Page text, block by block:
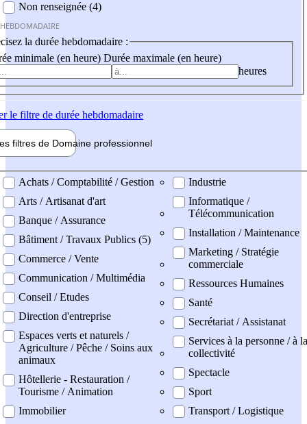
Non renseignée (4)
la durée hebdomadaire :
minimale (en heure) Durée maximale (en heure)
heures
le filtre de durée hebdomadaire
filtres de Domaine professionnel
professionel
Achats / Comptabilité / Gestion
Arts / Artisanat d'art
Banque / Assurance
Bâtiment / Travaux Publics (5)
Commerce / Vente
Communication / Multimédia
Conseil / Etudes
Direction d'entreprise
Espaces verts et naturels /
Agriculture / Pêche / Soins aux
animaux
Hôtellerie - Restauration /
Tourisme / Animation
Immobilier
Industrie
Informatique /
Télécommunication
Installation / Maintenance
Marketing / Stratégie
commerciale
Ressources Humaines
Santé
Secrétariat / Assistanat
Services à la personne / à la
collectivité
Spectacle
Sport
Transport / Logistique